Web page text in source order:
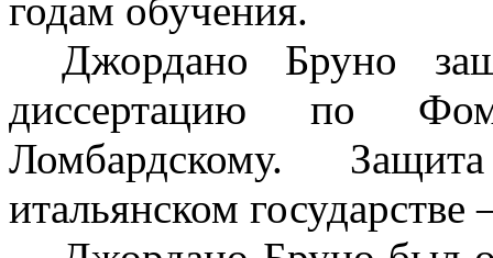
годам обучения.
Джордано Бруно
диссертацию по
Ломбардскому.
итальянском государстве